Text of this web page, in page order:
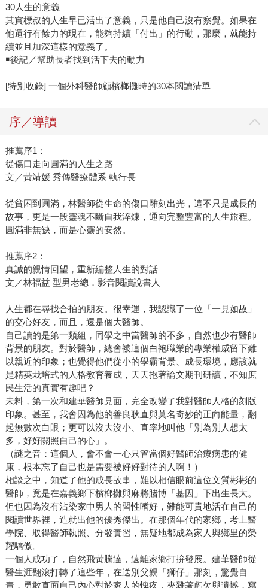
30人生的意義
其實標叔的人生早已活出了意義，只是他自己沒有察覺。如果在
他還行有餘力的現在，能夠持續「付出」的行動，那麼，就能持
續並且加深這樣的意義了。
￭後記／幫助長者找到活下去的動力
[特別收錄] 一個外科醫師顧檳榔攤時的30本閱讀清單
序／導讀
推薦序1：
從傷口走向圓滿的人生之路
文／黃靖媛 秀傳醫療體系 執行長
從貧困到圓滿，林醫師從生命的傷口雕刻出光，這不只是成長的
故事，更是一段靈魂不斷自我淬煉，通向完整豐富的人生旅程。
圓滿非無缺，而是心靈的安然。
推薦序2：
真誠的親情回望，重新編整人生的對話
文／林福益 型男老總．影音閱讀說書人
人生都在尋找合拍的朋友。很幸運，我認識了一位「一見如故」
的交心好友，而且，還是個大醫師。
自己讀的是第一類組，同學之中當醫師的不多，自然也少有醫師
背景的朋友。對於醫師，總會被這個白袍職業的專業權威留下難
以親近的印象；也覺得他們從小的學霸背景、成長環境，應該就
是精英栽培式的人格教育養成，天天抱著論文期刊研讀，不知庶
民生活的真實有趣吧？
未料，第一次和建華醫師見面，完全改變了我對醫師人格的刻版
印象。甚至，我會因為他的善良耿直與莫名奇妙的正向能量，翻
起無數次白眼；更可以沒大沒小、直率地叫他「別為別人想太
多，好好關照自己的心」。
（謎之音：這個人，會不會一心只管當個好醫師治療病患的健
康，根本忘了自己也是需要被好好對待的人啊！）
相談之中，知道了他的成長故事，難以相信眼前這位文質彬彬的
醫師，竟是在嘉義鄉下檳榔攤與麻將賭博「基因」下出生長大。
但也因為沒有沾染家中男人的習性嗜好，難能可貴地活在自己的
閱讀世界裡，造就出他的優秀傑出。在那個年代的家鄉，考上醫
學院、取得醫師執照、分發實習，無疑地都成為家人與鄉里的榮
耀驕傲。
一個人成功了，自然飛黃騰達，遠離家鄉打拚發展。建華醫師從
醫生涯翻滾打轉了這些年，在送別父親「獅仔」那刻，驚覺自
責，勇敢直面自己內心對於家人的愧疚，夾雜著虧欠與遺憾，寫